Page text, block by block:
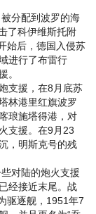
分配到波罗的海
了科伊维斯托附
始后，德国入侵苏
进行了布雷行
。
支援，在8月底苏
林港里红旗波罗
琅施塔得港，对
支援。在9月23
，明斯克号的残
对陆的炮火支援
经接近末尾。战
驱逐舰，1951年7